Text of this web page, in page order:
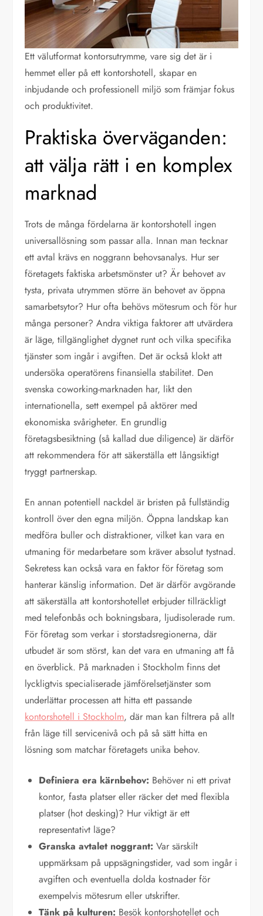
Ett välutformat kontorsutrymme, vare sig det är i
hemmet eller på ett kontorshotell, skapar en
inbjudande och professionell miljö som främjar fokus
och produktivitet.
Praktiska överväganden:
att välja rätt i en komplex
marknad
Trots de många fördelarna är kontorshotell ingen
universallösning som passar alla. Innan man tecknar
ett avtal krävs en noggrann behovsanalys. Hur ser
företagets faktiska arbetsmönster ut? Är behovet av
tysta, privata utrymmen större än behovet av öppna
samarbetsytor? Hur ofta behövs mötesrum och för hur
många personer? Andra viktiga faktorer att utvärdera
är läge, tillgänglighet dygnet runt och vilka specifika
tjänster som ingår i avgiften. Det är också klokt att
undersöka operatörens finansiella stabilitet. Den
svenska coworking-marknaden har, likt den
internationella, sett exempel på aktörer med
ekonomiska svårigheter. En grundlig
företagsbesiktning (så kallad due diligence) är därför
att rekommendera för att säkerställa ett långsiktigt
tryggt partnerskap.
En annan potentiell nackdel är bristen på fullständig
kontroll över den egna miljön. Öppna landskap kan
medföra buller och distraktioner, vilket kan vara en
utmaning för medarbetare som kräver absolut tystnad.
Sekretess kan också vara en faktor för företag som
hanterar känslig information. Det är därför avgörande
att säkerställa att kontorshotellet erbjuder tillräckligt
med telefonbås och bokningsbara, ljudisolerade rum.
För företag som verkar i storstadsregionerna, där
utbudet är som störst, kan det vara en utmaning att få
en överblick. På marknaden i Stockholm finns det
lyckligtvis specialiserade jämförelsetjänster som
underlättar processen att hitta ett passande
kontorshotell i Stockholm, där man kan filtrera på allt
från läge till servicenivå och på så sätt hitta en
lösning som matchar företagets unika behov.
Definiera era kärnbehov: Behöver ni ett privat
kontor, fasta platser eller räcker det med flexibla
platser (hot desking)? Hur viktigt är ett
representativt läge?
Granska avtalet noggrant: Var särskilt
uppmärksam på uppsägningstider, vad som ingår i
avgiften och eventuella dolda kostnader för
exempelvis mötesrum eller utskrifter.
Tänk på kulturen: Besök kontorshotellet och